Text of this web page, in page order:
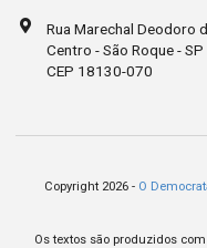
Rua Marechal Deodoro
Centro - São Roque - SP
CEP 18130-070
Copyright 2026 - O
Os textos são produzidos